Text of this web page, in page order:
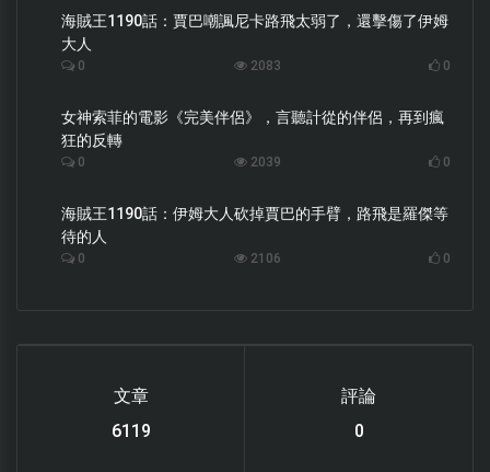
海賊王1190話：賈巴嘲諷尼卡路飛太弱了，還擊傷了伊姆
大人
0 2083 0
女神索菲的電影《完美伴侶》，言聽計從的伴侶，再到瘋
狂的反轉
0 2039 0
海賊王1190話：伊姆大人砍掉賈巴的手臂，路飛是羅傑等
待的人
0 2106 0
文章
6119
評論
0